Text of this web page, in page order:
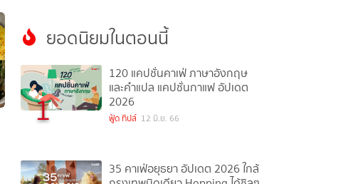
ยอดนิยมในตอนนี้
1
120 แคปชั่นคาเฟ่ ภาษาอังกฤษ
และคำแปล แคปชั่นกาแฟ อัปเดต
2026
ฟู้ด ทิปส์ 12 มิ.ย. 66
35 คาเฟ่อยุธยา อัปเดต 2026 ใกล้